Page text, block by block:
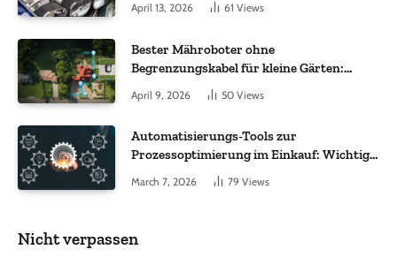
April 13, 2026 61 Views
Bester Mähroboter ohne
Begrenzungskabel für kleine Gärten:
Worauf es bei 200 bis 500 m² wirklich
ankommt
April 9, 2026 50 Views
Automatisierungs-Tools zur
Prozessoptimierung im Einkauf: Wichtige
Funktionen, auf die Sie achten sollten
March 7, 2026 79 Views
Nicht verpassen